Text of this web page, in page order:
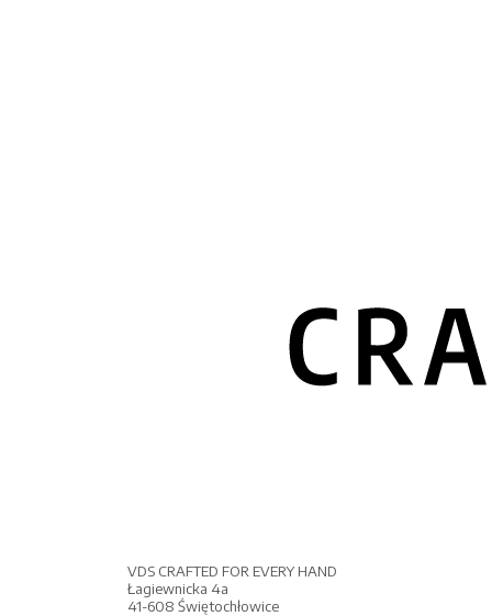
VDS CRAFTED FOR EVERY HAND
Łagiewnicka 4a
41-608 Świętochłowice